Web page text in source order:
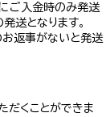
ご入金時のみ発送
送となります。
返事がないと発送
だくことができま